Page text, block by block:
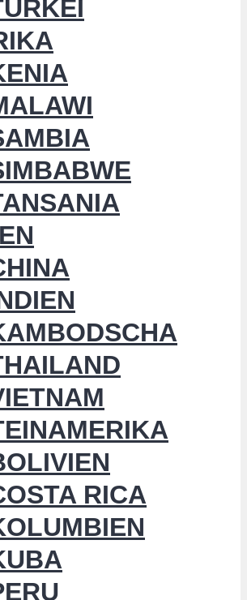
RICA